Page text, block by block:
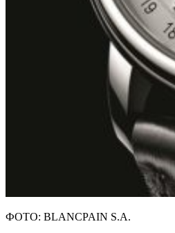
ФОТО: BLANCPAIN S.A.